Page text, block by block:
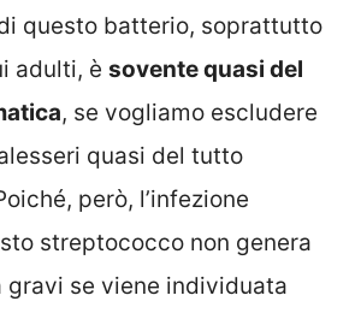
questo batterio, soprattutto
adulti, è sovente quasi del
, se vogliamo escludere
quasi del tutto
però, l’infezione
streptococco non genera
gravi se viene individuata